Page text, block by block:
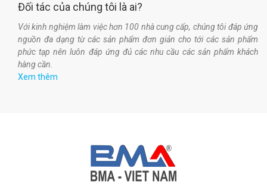
Đối tác của chúng tôi là ai?
Với kinh nghiệm làm việc hơn 100 nhà cung cấp, chúng tôi đáp ứng
nguồn đa dạng từ các sản phẩm đơn giản cho tới các sản phẩm
phức tạp nên luôn đáp ứng đủ các nhu cầu các sản phẩm khách
hàng cần.
Xem thêm